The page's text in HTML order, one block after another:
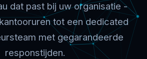
dat past bij uw organisatie -
tot een dedicated
met gegarandeerde
responstijden.